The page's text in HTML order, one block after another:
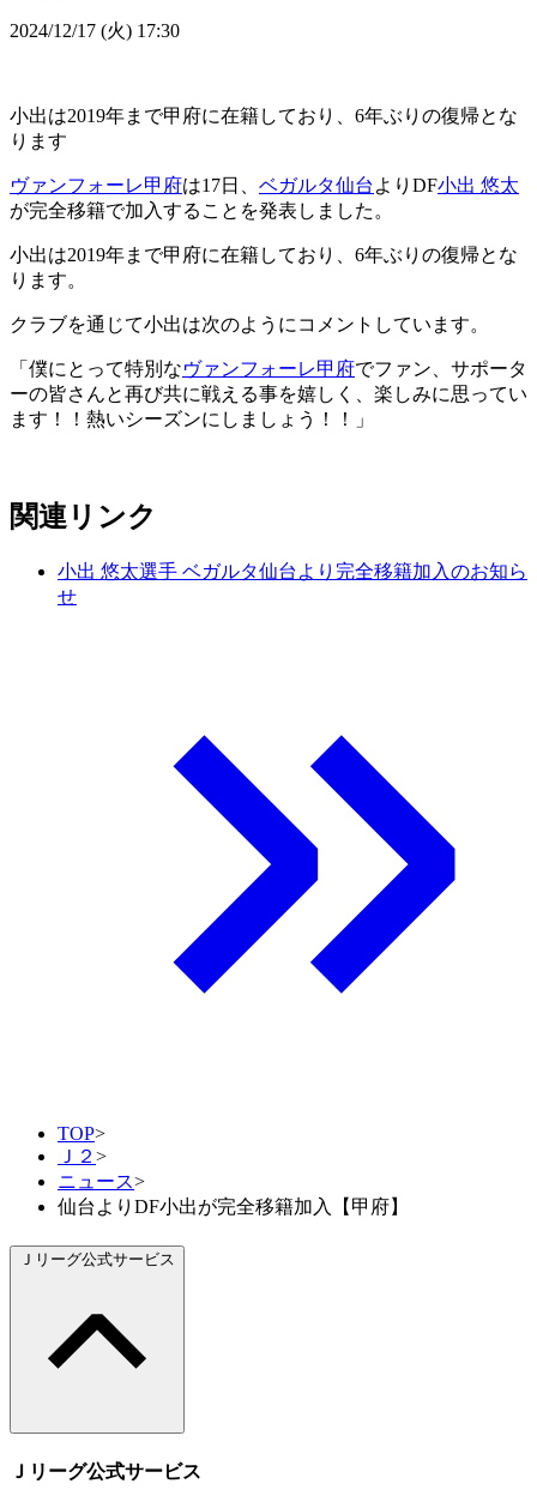
2024/12/17 (火) 17:30
小出は2019年まで甲府に在籍しており、6年ぶりの復帰とな
ります
ヴァンフォーレ甲府は17日、 ベガルタ仙台 よりDF小出 悠太
が完全移籍で加入することを発表しました。
小出は2019年まで甲府に在籍しており、6年ぶりの復帰とな
ります。
クラブを通じて小出は次のようにコメントしています。
「僕にとって特別なヴァンフォーレ甲府でファン、サポータ
ーの皆さんと再び共に戦える事を嬉しく、楽しみに思ってい
ます！！熱いシーズンにしましょう！！」
関連リンク
小出 悠太選手 ベガルタ仙台より完全移籍加入のお知ら
せ
TOP>
Ｊ２ >
ニュース>
仙台よりDF小出が完全移籍加入【甲府】
Ｊリーグ公式サービス
Ｊリーグ公式サービス